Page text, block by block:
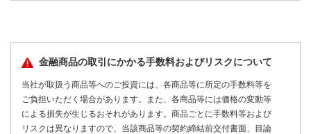
金融商品の取引にかかる手数料およびリスクについて
当社が取扱う商品等へのご投資には、各商品等に所定の手数料等を
ご負担いただく場合があります。また、各商品等には価格の変動等
による損失が生じるおそれがあります。商品ごとに手数料等および
リスクは異なりますので、当該商品等の契約締結前交付書面、目論